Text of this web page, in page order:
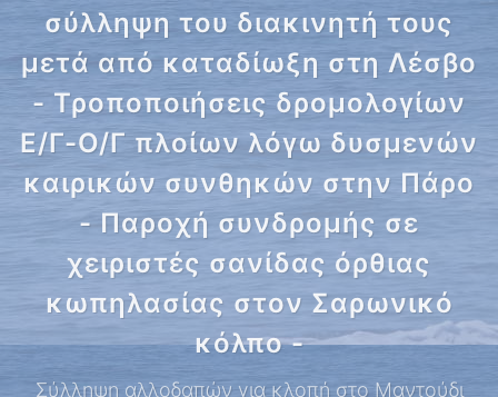
σύλληψη του διακινητή τους
μετά από καταδίωξη στη Λέσβο
- Τροποποιήσεις δρομολογίων
Ε/Γ-Ο/Γ πλοίων λόγω δυσμενών
καιρικών συνθηκών στην Πάρο
- Παροχή συνδρομής σε
χειριστές σανίδας όρθιας
κωπηλασίας στον Σαρωνικό
κόλπο -
Σύλληψη αλλοδαπών για κλοπή στο Μαντούδι